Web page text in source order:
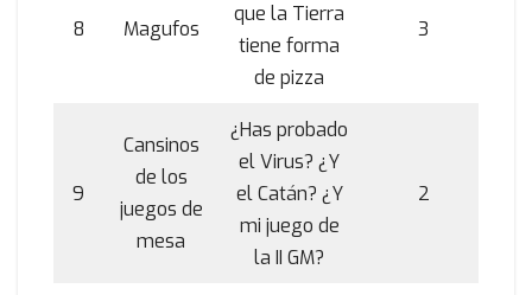
8 Magufos
que la Tierra
tiene forma
de pizza
3
9
Cansinos
de los
juegos de
mesa
¿Has probado
el Virus? ¿Y
el Catán? ¿Y
mi juego de
la II GM?
2